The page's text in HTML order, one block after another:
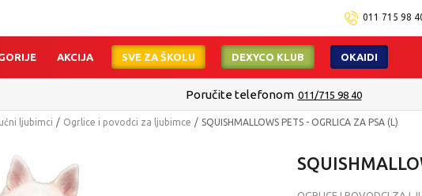
011 715 98
AKCIJA SVE ZA ŠKOLU DEXYCO KLUB OKAIDI
Poručite telefonom 011/715 98 40
ljubimci Ogrlice i povodci za ljubimce SQUISHMALLOWS PETS - OGRLICA ZA PSA (L)